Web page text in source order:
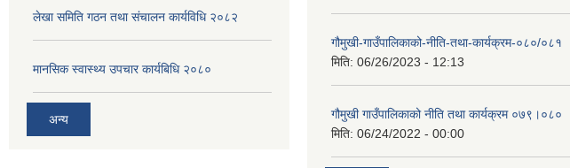
लेखा समिति गठन तथा संचालन कार्यविधि २०८२
मानसिक स्वास्थ्य उपचार कार्यबिधि २०८०
अन्य
गौमुखी-गाउँपालिकाको-नीति-तथा-कार्यक्रम-०८०/०८१
मिति: 06/26/2023 - 12:13
गौमुखी गाउँपालिकाको नीति तथा कार्यक्रम ०७९।०८०
मिति: 06/24/2022 - 00:00